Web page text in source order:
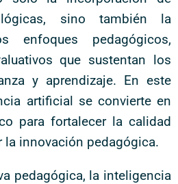
sino también la
enfoques pedagógicos,
que sustentan los
y aprendizaje. En este
artificial se convierte en
para fortalecer la calidad
la innovación pedagógica.
pedagógica, la inteligencia